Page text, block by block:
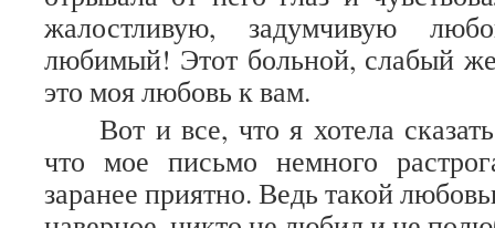
жалостливую, задумчивую
любимый! Этот больной, слабый
это моя любовь к вам.
Вот и все, что я хотела
что мое письмо немного
заранее приятно. Ведь такой